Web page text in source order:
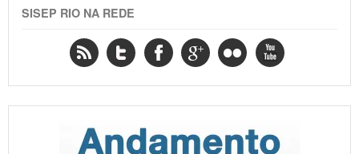
SISEP RIO NA REDE